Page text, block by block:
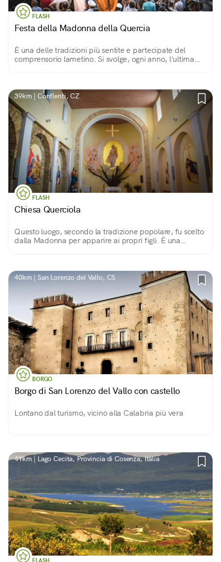
FLASH
Festa della Madonna della Quercia
È una delle tradizioni più sentite e partecipate del
comprensorio lametino. Si svolge, ogni anno, l'ultima
39km | Conflenti, CZ
FLASH
Chiesa Querciola
Questo luogo, secondo la tradizione popolare, fu scelto
dalla Madonna per apparire ai propri figli. È una
40km | San Lorenzo del Vallo, CS
BORGO
Borgo di San Lorenzo del Vallo con castello
Lontano dal turismo, vicino alla Calabria più vera
41km | Lago Cecita, Provincia di Cosenza, Italia